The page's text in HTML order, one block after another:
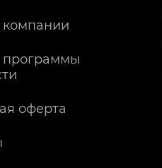
программы
оферта